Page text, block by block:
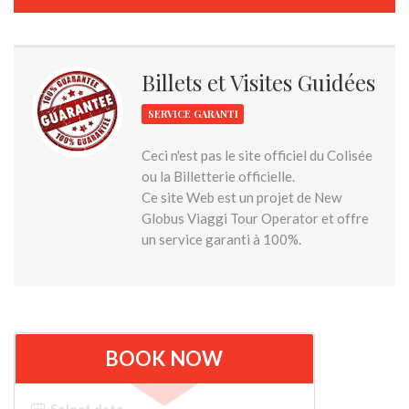
Billets et Visites Guidées
SERVICE GARANTI
Ceci n'est pas le site officiel du Colisée
ou la Billetterie officielle.
Ce site Web est un projet de New
Globus Viaggi Tour Operator et offre
un service garanti à 100%.